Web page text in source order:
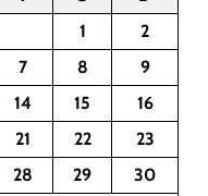
1
2
7 8
9
14 15
16
21 22
23
28 29
30